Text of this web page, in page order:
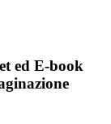
ed E-book